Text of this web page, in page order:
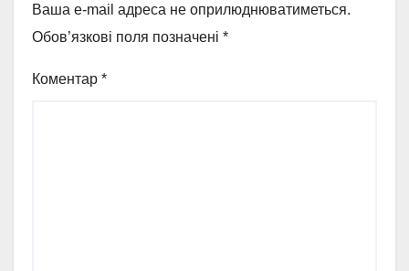
Ваша e-mail адреса не оприлюднюватиметься.
Обов’язкові поля позначені *
Коментар *